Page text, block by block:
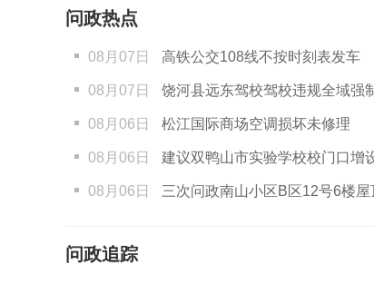
问政热点
08月07日 高铁公交108线不按时刻表发车
08月07日 饶河县远东驾校驾校违规全域强
08月06日 松江国际商场空调损坏未修理
08月06日 建议双鸭山市实验学校校门口增设遮阳避雨便
08月06日 三次问政南山小区B区12号6楼屋顶
问政追踪